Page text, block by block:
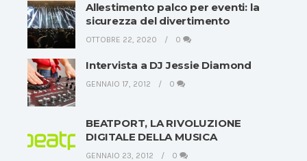
Allestimento palco per eventi: la
sicurezza del divertimento
OTTOBRE 22, 2020 0
Intervista a DJ Jessie Diamond
GENNAIO 17, 2012 0
BEATPORT, LA RIVOLUZIONE
DIGITALE DELLA MUSICA
GENNAIO 23, 2012 0